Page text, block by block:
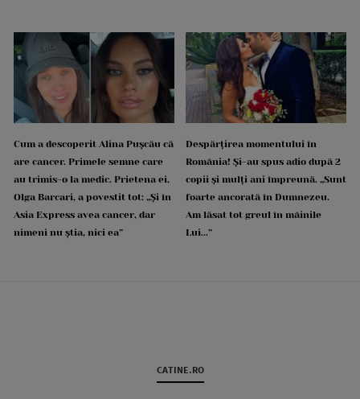
Cum a descoperit Alina Pușcău că
are cancer. Primele semne care
au trimis-o la medic. Prietena ei,
Olga Barcari, a povestit tot: „Și în
Asia Express avea cancer, dar
nimeni nu știa, nici ea”
Despărțirea momentului în
România! Și-au spus adio după 2
copii și mulți ani împreună. „Sunt
foarte ancorată în Dumnezeu.
Am lăsat tot greul în mâinile
Lui...”
CATINE.RO